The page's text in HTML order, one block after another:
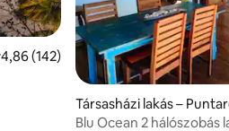
értékelés: 5/4,86, 142
4,86 (142)
Társasházi lakás –
Province
Blu Ocean 2 hálószobás